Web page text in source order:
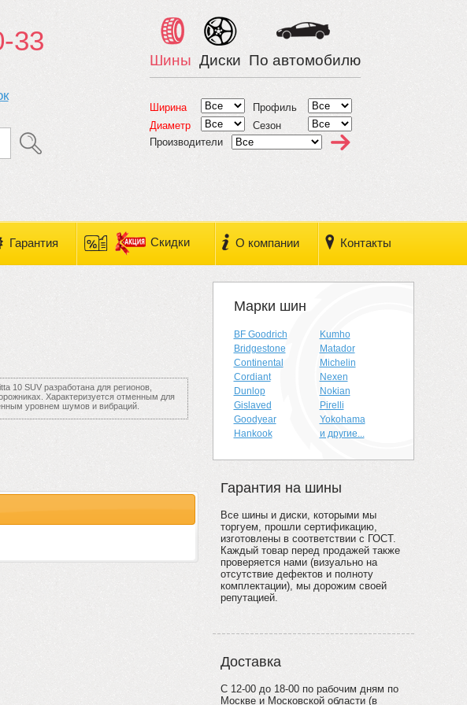
33
Шины Диски По автомобилю
Ширина
Профиль
Диаметр
Сезон
Производители
Гарантия Скидки О компании Контакты
10 SUV разработана для регионов,
Характеризуется отменным для
уровнем шумов и вибраций.
Марки шин
BF Goodrich
Bridgestone
Continental
Cordiant
Dunlop
Gislaved
Goodyear
Hankook
Kumho
Matador
Michelin
Nexen
Nokian
Pirelli
Yokohama
и другие...
Гарантия на шины
Все шины и диски, которыми мы
торгуем, прошли сертификацию,
изготовлены в соответствии с ГОСТ.
Каждый товар перед продажей также
проверяется нами (визуально на
отсутствие дефектов и полноту
комплектации), мы дорожим своей
репутацией.
Доставка
С 12-00 до 18-00 по рабочим дням по
Москве и Московской области (в